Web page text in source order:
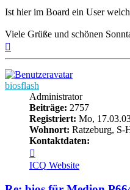
Ist hier im Board ein User
Viele Grüße und schönen
biosflash
Administrator
Beiträge: 2757
Registriert: Mo,
Wohnort: Ratzeburg, S-
Kontaktdaten:
von
biosflash
ICQ Website